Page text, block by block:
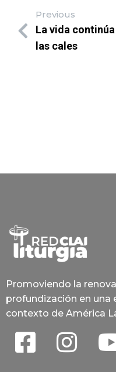
Previous
La vida continúa
las cales
Promoviendo la
profundización en una
contexto de América